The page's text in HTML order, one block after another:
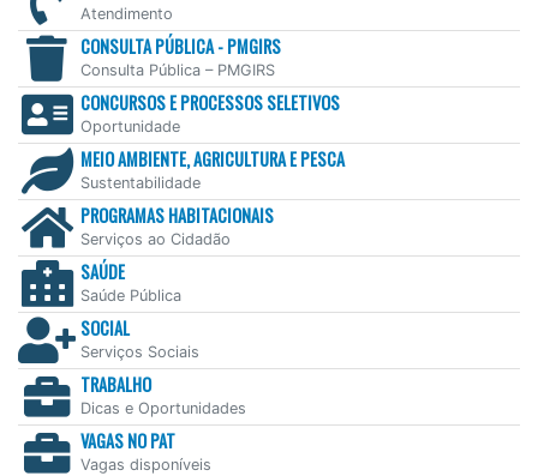
Atendimento
CONSULTA PÚBLICA - PMGIRS
Consulta Pública – PMGIRS
CONCURSOS E PROCESSOS SELETIVOS
Oportunidade
MEIO AMBIENTE, AGRICULTURA E PESCA
Sustentabilidade
PROGRAMAS HABITACIONAIS
Serviços ao Cidadão
SAÚDE
Saúde Pública
SOCIAL
Serviços Sociais
TRABALHO
Dicas e Oportunidades
VAGAS NO PAT
Vagas disponíveis